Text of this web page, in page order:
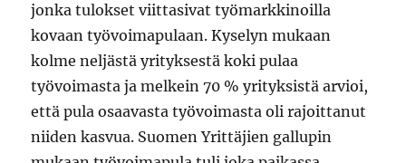
jonka tulokset viittasivat työmarkkinoilla
kovaan työvoimapulaan. Kyselyn mukaan
kolme neljästä yrityksestä koki pulaa
työvoimasta ja melkein 70 % yrityksistä arvioi,
että pula osaavasta työvoimasta oli rajoittanut
niiden kasvua. Suomen Yrittäjien gallupin